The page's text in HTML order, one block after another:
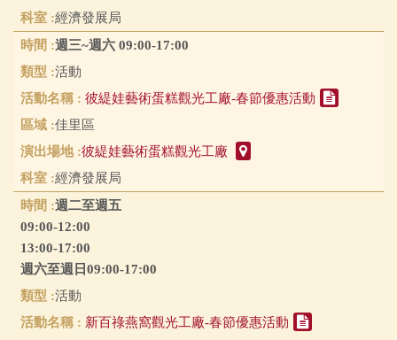
經濟發展局
週三~週六 09:00-17:00
活動
彼緹娃藝術蛋糕觀光工廠-春節優惠活動
佳里區
彼緹娃藝術蛋糕觀光工廠
經濟發展局
週二至週五
09:00-12:00
13:00-17:00
週六至週日09:00-17:00
活動
新百祿燕窩觀光工廠-春節優惠活動